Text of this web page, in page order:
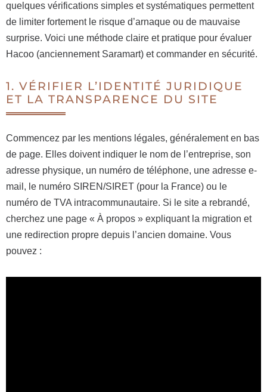
quelques vérifications simples et systématiques permettent
de limiter fortement le risque d’arnaque ou de mauvaise
surprise. Voici une méthode claire et pratique pour évaluer
Hacoo (anciennement Saramart) et commander en sécurité.
1. VÉRIFIER L’IDENTITÉ JURIDIQUE
ET LA TRANSPARENCE DU SITE
Commencez par les mentions légales, généralement en bas
de page. Elles doivent indiquer le nom de l’entreprise, son
adresse physique, un numéro de téléphone, une adresse e-
mail, le numéro SIREN/SIRET (pour la France) ou le
numéro de TVA intracommunautaire. Si le site a rebrandé,
cherchez une page « À propos » expliquant la migration et
une redirection propre depuis l’ancien domaine. Vous
pouvez :